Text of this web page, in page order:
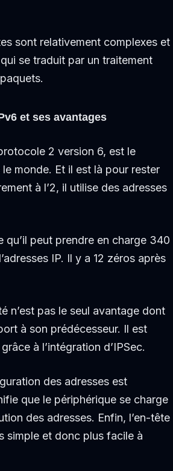
sont relativement complexes et
se traduit par un traitement
et ses avantages
2 version 6, est le
monde. Et il est là pour rester
à l’2, il utilise des adresses
qu’il peut prendre en charge 340
IP. Il y a 12 zéros après
n’est pas le seul avantage dont
à son prédécesseur. Il est
à l’intégration d’IPSec.
des adresses est
que le périphérique se charge
des adresses. Enfin, l’en-tête
simple et donc plus facile à